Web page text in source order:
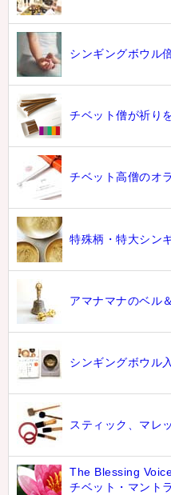
シンギングボウル
チベット僧が祈り
チベット高僧のオ
特殊柄・特大シン
アマナマナのベル
シンギングボウル
スティック、マレ
The Blessing
チベット・マント